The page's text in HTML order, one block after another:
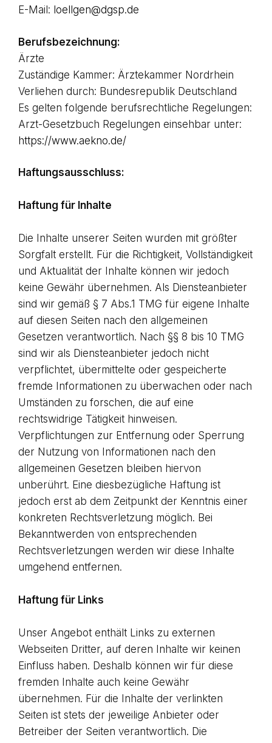
E-Mail: loellgen@dgsp.de
Berufsbezeichnung:
Ärzte
Zuständige Kammer: Ärztekammer Nordrhein
Verliehen durch: Bundesrepublik Deutschland
Es gelten folgende berufsrechtliche Regelungen:
Arzt-Gesetzbuch Regelungen einsehbar unter:
https://www.aekno.de/
Haftungsausschluss:
Haftung für Inhalte
Die Inhalte unserer Seiten wurden mit größter
Sorgfalt erstellt. Für die Richtigkeit, Vollständigkeit
und Aktualität der Inhalte können wir jedoch
keine Gewähr übernehmen. Als Diensteanbieter
sind wir gemäß § 7 Abs.1 TMG für eigene Inhalte
auf diesen Seiten nach den allgemeinen
Gesetzen verantwortlich. Nach §§ 8 bis 10 TMG
sind wir als Diensteanbieter jedoch nicht
verpflichtet, übermittelte oder gespeicherte
fremde Informationen zu überwachen oder nach
Umständen zu forschen, die auf eine
rechtswidrige Tätigkeit hinweisen.
Verpflichtungen zur Entfernung oder Sperrung
der Nutzung von Informationen nach den
allgemeinen Gesetzen bleiben hiervon
unberührt. Eine diesbezügliche Haftung ist
jedoch erst ab dem Zeitpunkt der Kenntnis einer
konkreten Rechtsverletzung möglich. Bei
Bekanntwerden von entsprechenden
Rechtsverletzungen werden wir diese Inhalte
umgehend entfernen.
Haftung für Links
Unser Angebot enthält Links zu externen
Webseiten Dritter, auf deren Inhalte wir keinen
Einfluss haben. Deshalb können wir für diese
fremden Inhalte auch keine Gewähr
übernehmen. Für die Inhalte der verlinkten
Seiten ist stets der jeweilige Anbieter oder
Betreiber der Seiten verantwortlich. Die